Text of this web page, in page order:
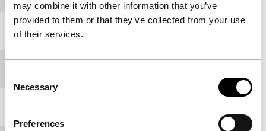
may combine it with other information that you’ve
provided to them or that they’ve collected from your use
of their services.
Selection
Necessary
Preferences
Jaar